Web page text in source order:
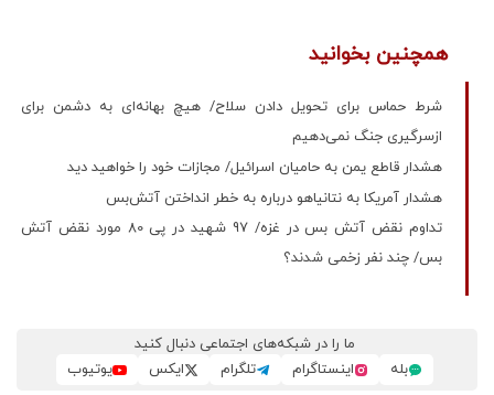
همچنین بخوانید
شرط حماس برای تحویل دادن سلاح/ هیچ بهانه‌ای به دشمن برای
ازسرگیری جنگ نمی‌دهیم
هشدار قاطع یمن به حامیان اسرائیل/ مجازات خود را خواهید دید
هشدار آمریکا به نتانیاهو درباره به‌ خطر انداختن آتش‌بس
تداوم نقض آتش بس در غزه/ 97 شهید در پی 80 مورد نقض آتش
بس/ چند نفر زخمی شدند؟
ما را در شبکه‌های اجتماعی دنبال کنید
بله
اینستاگرام تلگرام ایکس یوتیوب